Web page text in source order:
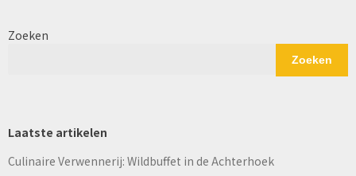
Zoeken
Zoeken
Laatste artikelen
Culinaire Verwennerij: Wildbuffet in de Achterhoek